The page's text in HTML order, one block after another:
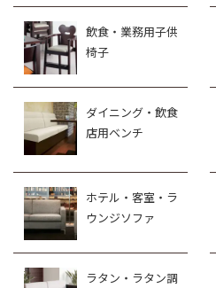
飲食・業務用子供
椅子
ダイニング・飲食
店用ベンチ
ホテル・客室・ラ
ウンジソファ
ラタン・ラタン調